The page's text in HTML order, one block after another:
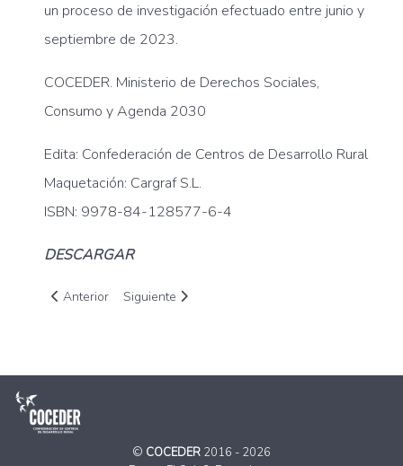
un proceso de investigación efectuado entre junio y
septiembre de 2023.
COCEDER. Ministerio de Derechos Sociales,
Consumo y Agenda 2030
Edita: Confederación de Centros de Desarrollo Rural
Maquetación: Cargraf S.L.
ISBN: 9978-84-128577-6-4
DESCARGAR
Artículo anterior: Investigación sociolaboral del precariado
Anterior Artículo siguiente: Investigación sociolaboral
Siguiente
© COCEDER 2016 - 2026